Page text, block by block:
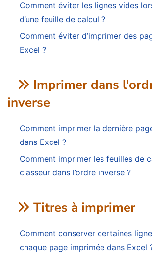
Comment éviter les lignes vides
d’une feuille de calcul ?
Comment éviter d’imprimer des
Excel ?
Imprimer dans
inverse
Comment imprimer la dernière
dans Excel ?
Comment imprimer les feuilles de
classeur dans l’ordre inverse ?
Titres à imprimer
Comment conserver certaines
chaque page imprimée dans Excel